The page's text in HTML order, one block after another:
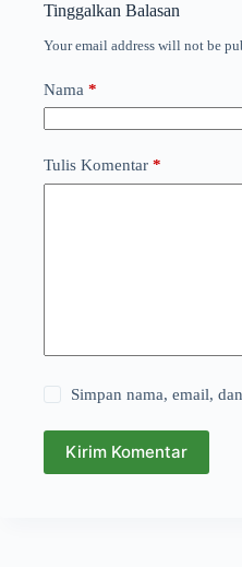
Tinggalkan Balasan
Your email address will not be
Nama *
Tulis Komentar *
Simpan nama, email,
Kirim Komentar